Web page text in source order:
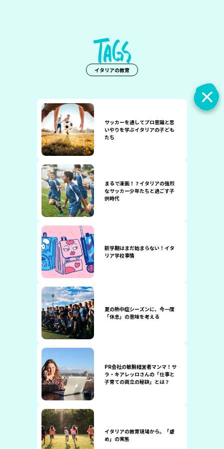
イタリアの教育
サッカーを通してプロ意識と思
いやりを学ぶイタリアの子ども
たち
まるで漫画！？イタリアの強烈
なサッカー少年たちと過ごす子
供時代
新学期はまだ始まらない！イタ
リア学校事情
夏の熱中症シーズンに、今一度
「休息」の意味を考える
PR会社の敏腕経営者マンマ！サ
ラ・キアレッロさんの「仕事と
子育ての両立の秘訣」とは？
イタリアの教育現場から。「虐
め」の実態